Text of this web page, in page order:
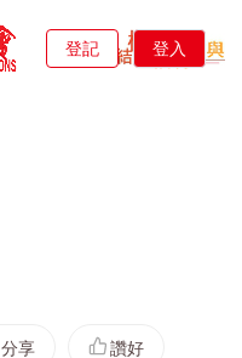
登記 登入
分享 讚好